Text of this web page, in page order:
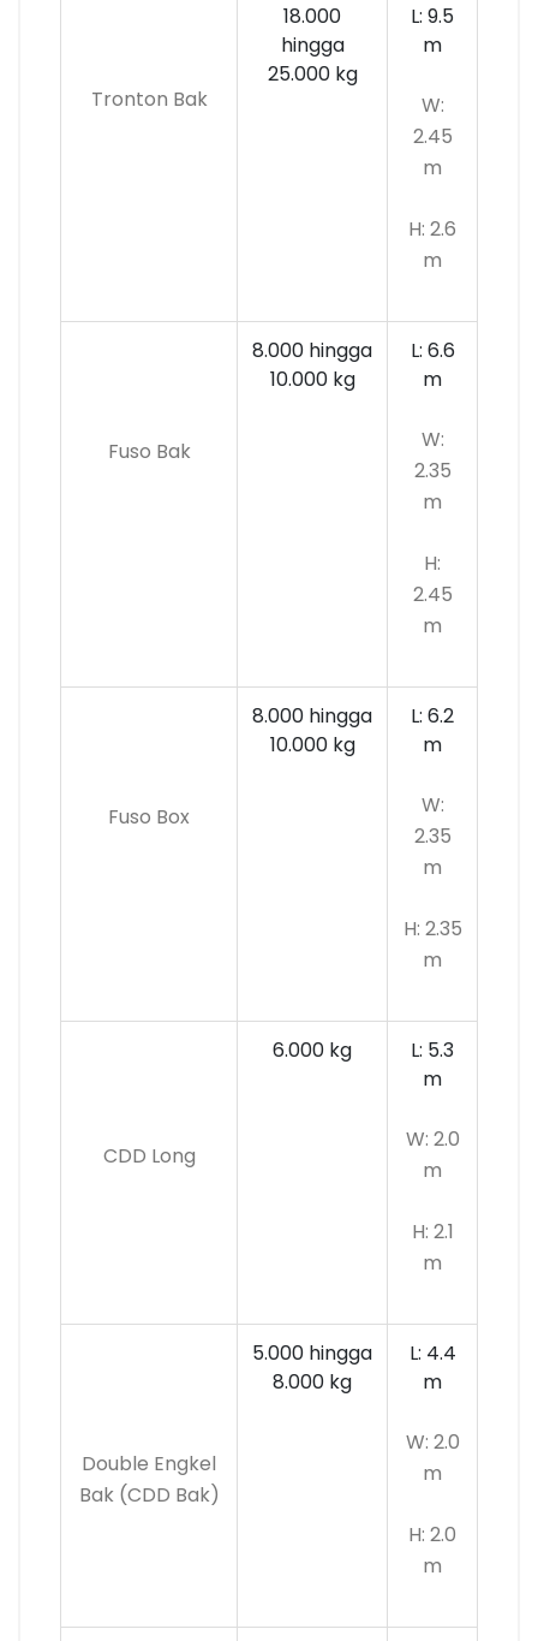
Tronton Bak
18.000
hingga
25.000 kg
L: 9.5
m
W:
2.45
m
H: 2.6
m
Fuso Bak
8.000 hingga
10.000kg
L: 6.6
m
W:
2.35
m
H:
2.45
m
Fuso Box
8.000 hingga
10.000 kg
L: 6.2
m
W:
2.35
m
H: 2.35
m
CDD Long
6.000 kg
L: 5.3
m
W: 2.0
m
H: 2.1
m
Double Engkel
Bak (CDD Bak)
5.000 hingga
8.000 kg
L: 4.4
m
W: 2.0
m
H: 2.0
m